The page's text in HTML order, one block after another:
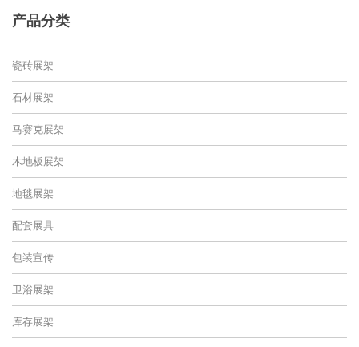
产品分类
瓷砖展架
石材展架
马赛克展架
木地板展架
地毯展架
配套展具
包装宣传
卫浴展架
库存展架